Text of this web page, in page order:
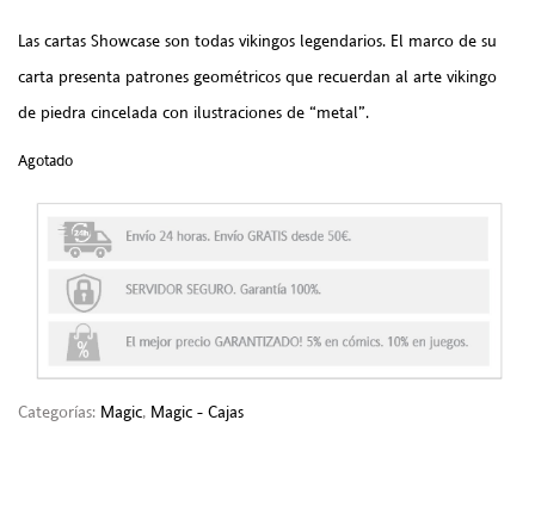
Las cartas Showcase son todas vikingos legendarios. El marco de su
carta presenta patrones geométricos que recuerdan al arte vikingo
de piedra cincelada con ilustraciones de “metal”.
Agotado
Categorías: Magic, Magic - Cajas